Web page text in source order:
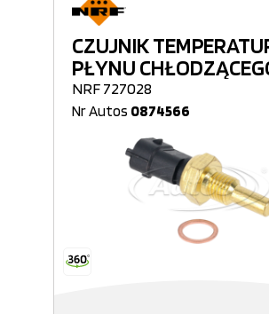
CZUJNIK
PŁYNU
NRF 727028
Nr Autos 0874566